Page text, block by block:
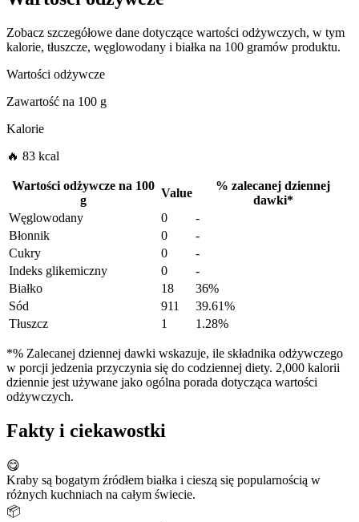
Zobacz szczegółowe dane dotyczące wartości odżywczych, w tym
kalorie, tłuszcze, węglowodany i białka na 100 gramów produktu.
Wartości odżywcze
Zawartość na 100 g
Kalorie
🔥 83 kcal
Wartości odżywcze na 100
g
Value
% zalecanej dziennej
dawki*
Węglowodany
0
-
Błonnik
0
-
Cukry
0
-
Indeks glikemiczny
0
-
Białko
18
36%
Sód
911
39.61%
Tłuszcz
1 1.28%
*% Zalecanej dziennej dawki wskazuje, ile składnika odżywczego
w porcji jedzenia przyczynia się do codziennej diety. 2,000 kalorii
dziennie jest używane jako ogólna porada dotycząca wartości
odżywczych.
Fakty i ciekawostki
😋
Kraby są bogatym źródłem białka i cieszą się popularnością w
różnych kuchniach na całym świecie.
📦